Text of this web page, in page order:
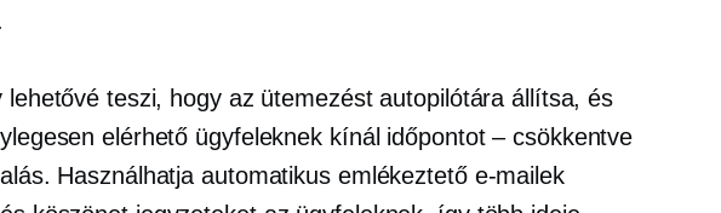
lehetővé teszi, hogy az ütemezést autopilótára állítsa, és
elérhető ügyfeleknek kínál időpontot – csökkentve
Használhatja automatikus emlékeztető e-mailek